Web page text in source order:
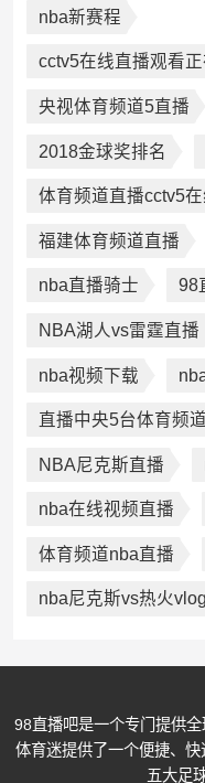
nba新赛程
cctv5在线直播观看
央视体育频道5直播
2018金球奖排名
体育频道直播cctv5
福建体育频道直播
nba直播骑士 98
NBA湖人vs雷霆直播
nba视频下载
直播中央5台体育频道
NBA尼克斯直播
nba在线视频直播
体育频道nba直播
nba尼克斯vs热火vlog
98直播吧是一个专门提供
体育迷提供了一个便捷、快
五大足